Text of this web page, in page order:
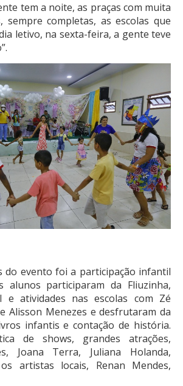
tem a noite, as praças com muita
sempre completas, as escolas que
letivo, na sexta-feira, a gente teve
do evento foi a participação infantil
alunos participaram da Fliuzinha,
e atividades nas escolas com Zé
Alisson Menezes e desfrutaram da
infantis e contação de história.
de shows, grandes atrações,
Joana Terra, Juliana Holanda,
artistas locais, Renan Mendes,